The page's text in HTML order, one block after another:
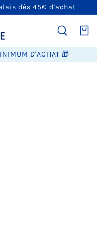
dès 45€ d'achat
Panier
D'ACHAT 🎁